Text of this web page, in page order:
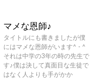
マメな恩師♪
タイトルにも書きましたが僕
にはマメな恩師がいます^ - ^
それは中学の3年の時の先生で
す♪僕は決して真面目な生徒で
はなく人よりも手がかか